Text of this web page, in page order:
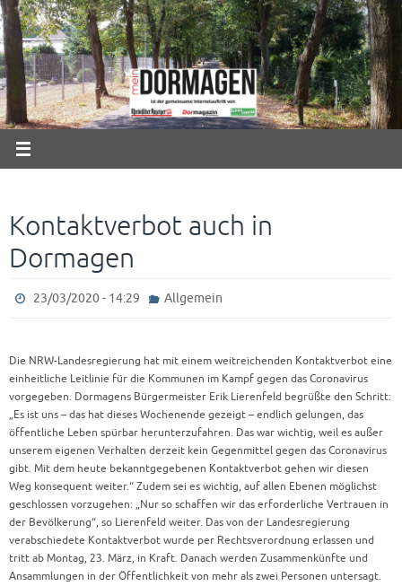
Zum
Inhalt
springen
Kontaktverbot auch in
Dormagen
23/03/2020 - 14:29 Allgemein
Die NRW-Landesregierung hat mit einem weitreichenden Kontaktverbot eine
einheitliche Leitlinie für die Kommunen im Kampf gegen das Coronavirus
vorgegeben. Dormagens Bürgermeister Erik Lierenfeld begrüßte den Schritt:
„Es ist uns – das hat dieses Wochenende gezeigt – endlich gelungen, das
öffentliche Leben spürbar herunterzufahren. Das war wichtig, weil es außer
unserem eigenen Verhalten derzeit kein Gegenmittel gegen das Coronavirus
gibt. Mit dem heute bekanntgegebenen Kontaktverbot gehen wir diesen
Weg konsequent weiter.“ Zudem sei es wichtig, auf allen Ebenen möglichst
geschlossen vorzugehen: „Nur so schaffen wir das erforderliche Vertrauen in
der Bevölkerung“, so Lierenfeld weiter. Das von der Landesregierung
verabschiedete Kontaktverbot wurde per Rechtsverordnung erlassen und
tritt ab Montag, 23. März, in Kraft. Danach werden Zusammenkünfte und
Ansammlungen in der Öffentlichkeit von mehr als zwei Personen untersagt.